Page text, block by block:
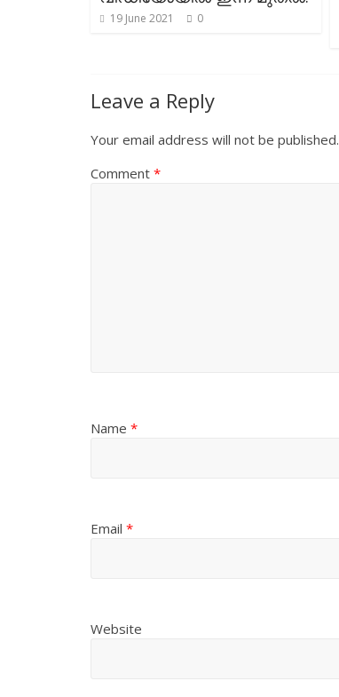
19 June 2021 0
Leave a Reply
Your email address will not be published.
Comment *
Name *
Email *
Website